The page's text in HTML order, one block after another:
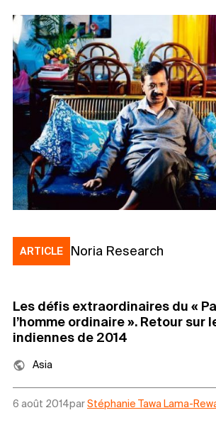
ARTICLE Noria Research
Les défis extraordinaires du «
l’homme ordinaire ». Retour sur
indiennes de 2014
Asia
6 août 2014parStéphanie Tawa Lama-